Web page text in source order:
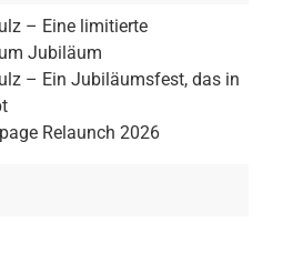
– Eine limitierte
Jubiläum
– Ein Jubiläumsfest, das in
Relaunch 2026